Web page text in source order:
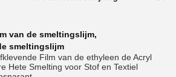
van de smeltingslijm,
smeltingslijm
Film van de ethyleen de Acryl
Hete Smelting voor Stof en Textiel